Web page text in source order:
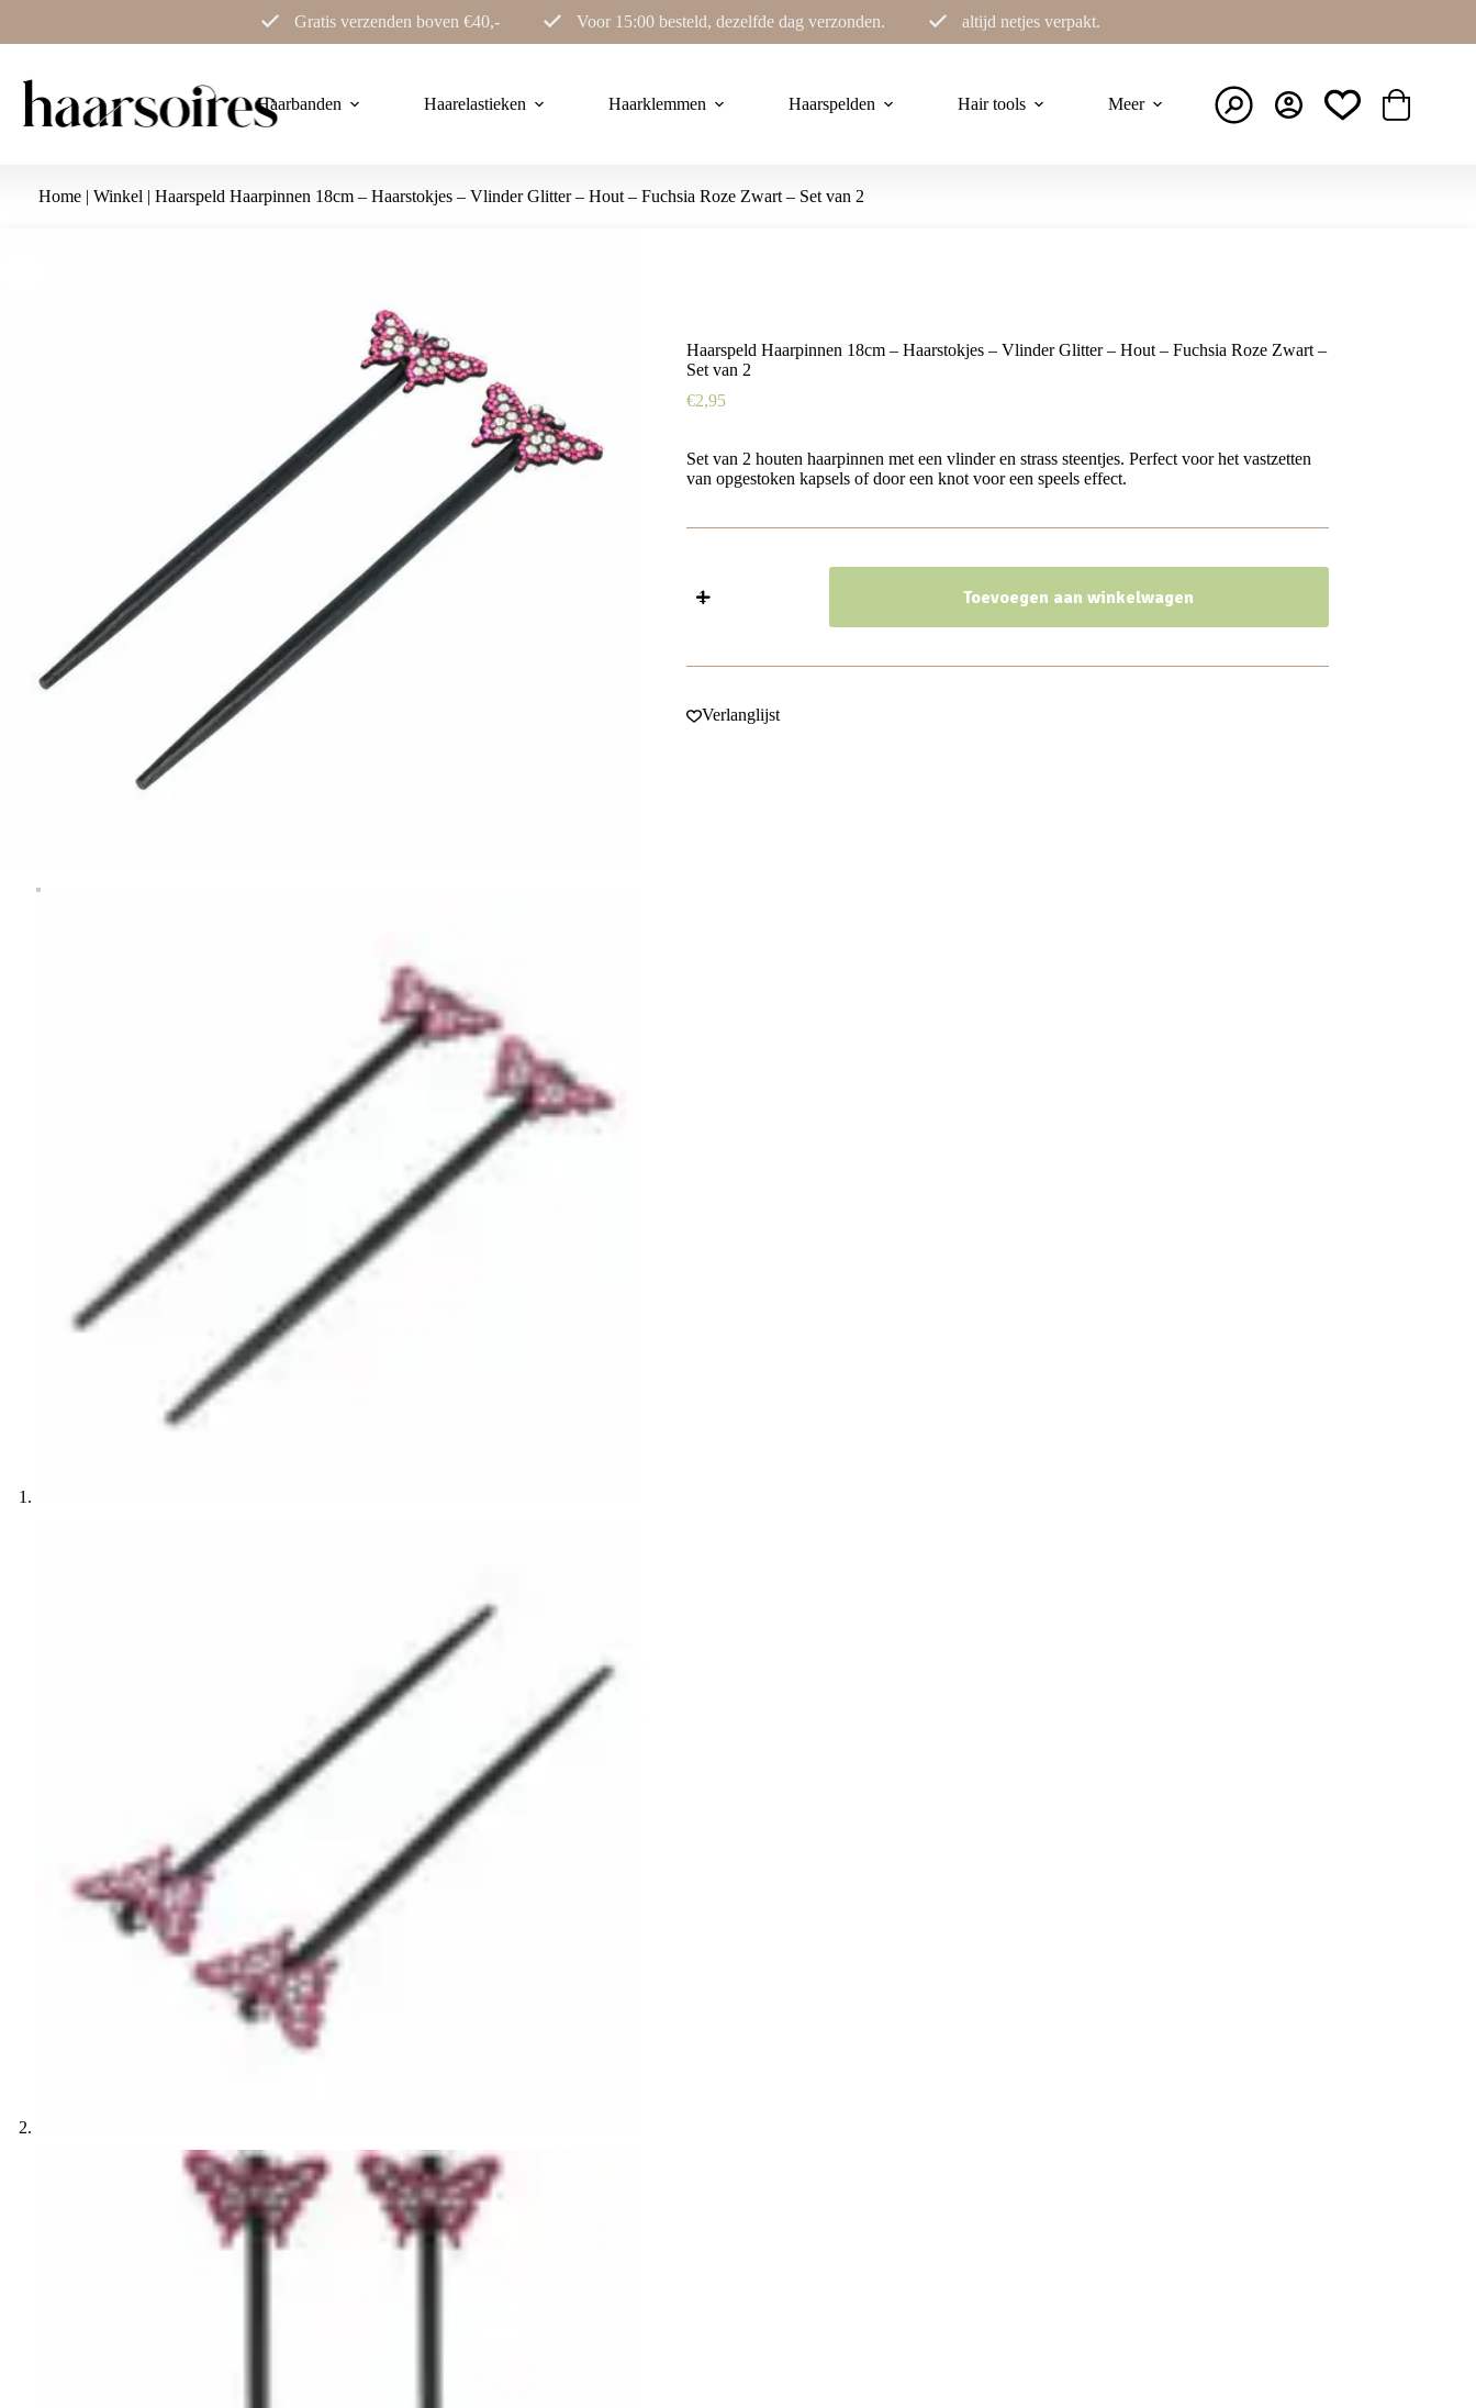
de
Gratis verzenden boven €40,- Voor 15:00 besteld, dezelfde dag verzonden. altijd netjes verpakt.
Haarbanden Haarelastieken Haarklemmen Haarspelden Hair tools Meer Winkelwagen
Home | Winkel | Haarspeld Haarpinnen 18cm – Haarstokjes – Vlinder Glitter – Hout – Fuchsia Roze Zwart – Set van 2
Haarspeld Haarpinnen 18cm – Haarstokjes – Vlinder Glitter – Hout – Fuchsia Roze Zwart –
Set van 2
€2,95
Set van 2 houten haarpinnen met een vlinder en strass steentjes. Perfect voor het vastzetten
van opgestoken kapsels of door een knot voor een speels effect.
Haarpinnen
-
Glitter
-
Toevoegen aan winkelwagen
Verlanglijst